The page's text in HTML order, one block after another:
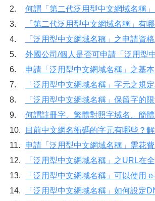
2.
何謂「第二代泛用型中文網域名稱
3.
「第二代泛用型中文網域名稱」有
4.
「泛用型中文網域名稱」之申請資
5.
外國公司/個人是否可申請「泛用型
6.
申請「泛用型中文網域名稱」之基
7.
「泛用型中文網域名稱」字元之規
8.
「泛用型中文網域名稱」保留字的
9.
何謂註冊字、繁體對照字域名、簡
10.
目前中文網名衝碼的字元有哪些？
11.
申請「泛用型中文網域名稱」需花
12.
「泛用型中文網域名稱」之URL在
13.
「泛用型中文網域名稱」可以使用
14.
「泛用型中文網域名稱」如何設定